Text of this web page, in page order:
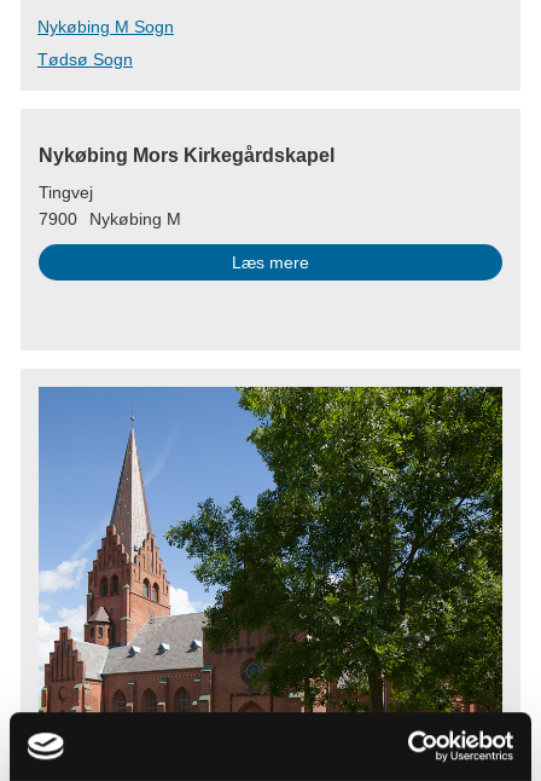
Nykøbing M Sogn
Tødsø Sogn
Nykøbing Mors Kirkegårdskapel
Tingvej
7900
Nykøbing M
Læs mere